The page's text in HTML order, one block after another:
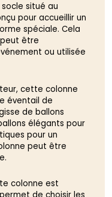
situé au
pour accueillir un
spéciale. Cela
être
ou utilisée
cette colonne
éventail de
de ballons
élégants pour
pour un
peut être
colonne est